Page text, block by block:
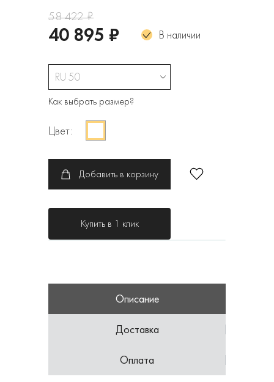
58 422 ₽
40 895 ₽ В наличии
RU 50
Как выбрать размер?
Цвет:
Добавить в корзину
Купить в 1 клик
Описание
Доставка
Оплата